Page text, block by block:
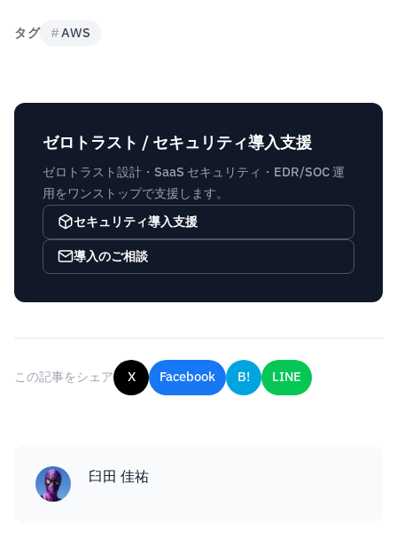
タグ #AWS
ゼロトラスト / セキュリティ導入支援
ゼロトラスト設計・SaaS セキュリティ・EDR/SOC 運
用をワンストップで支援します。
セキュリティ導入支援
導入のご相談
この記事をシェア X Facebook B! LINE
臼田 佳祐